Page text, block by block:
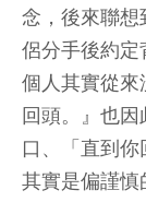
念，後來聯想
侶分手後約定
個人其實從來
回頭。』也
口、「直到你
其實是偏謹慎